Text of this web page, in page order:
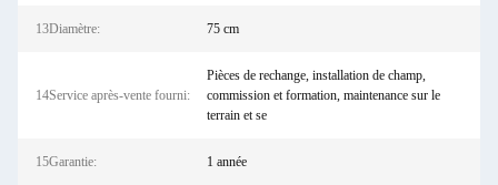
13Diamètre: 75 cm
14Service après-vente fourni:
Pièces de rechange, installation de champ,
commission et formation, maintenance sur le
terrain et se
15Garantie: 1 année